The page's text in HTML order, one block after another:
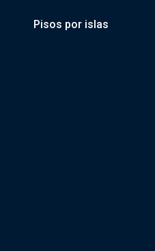
Pisos por islas